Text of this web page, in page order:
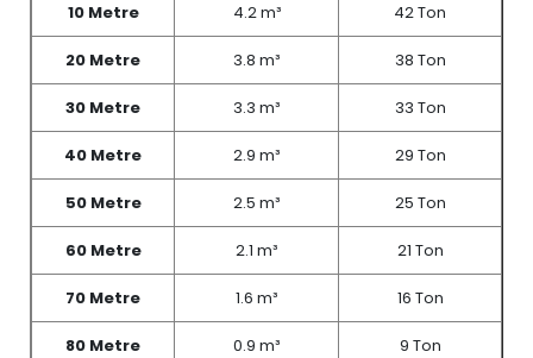
10 Metre 4.2 m³ 42 Ton
20 Metre 3.8 m³ 38 Ton
30 Metre 3.3 m³ 33 Ton
40 Metre 2.9 m³ 29 Ton
50 Metre 2.5 m³ 25 Ton
60 Metre 2.1 m³ 21 Ton
70 Metre 1.6 m³ 16 Ton
80 Metre 0.9 m³ 9 Ton